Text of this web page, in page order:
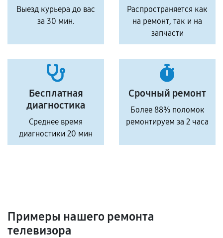
Выезд курьера до вас
за 30 мин.
Распространяется как
на ремонт, так и на
запчасти
Бесплатная
диагностика
Среднее время
диагностики 20 мин
Срочный ремонт
Более 88% поломок
ремонтируем за 2 часа
Примеры нашего ремонта
телевизора